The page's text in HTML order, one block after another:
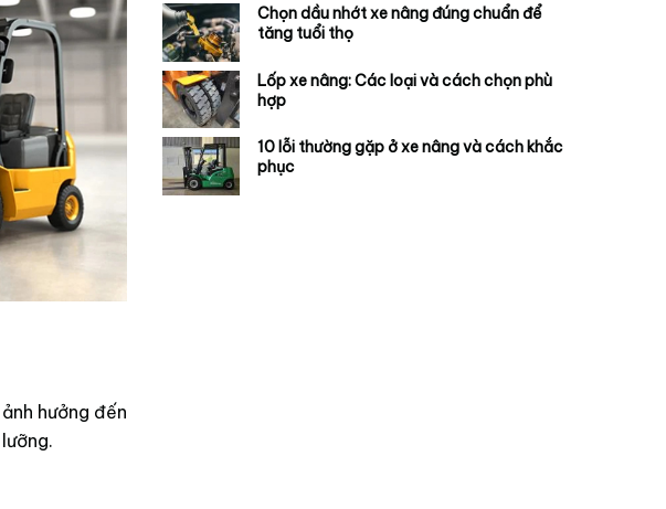
hưởng đến
Chọn dầu nhớt xe nâng đúng chuẩn để
tăng tuổi thọ
Lốp xe nâng: Các loại và cách chọn phù
hợp
10 lỗi thường gặp ở xe nâng và cách khắc
phục